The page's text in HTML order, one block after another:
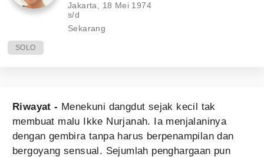
Jakarta, 18 Mei 1974
s/d
Sekarang
SOLO
Riwayat - Menekuni dangdut sejak kecil tak
membuat malu Ikke Nurjanah. Ia menjalaninya
dengan gembira tanpa harus berpenampilan dan
bergoyang sensual. Sejumlah penghargaan pun